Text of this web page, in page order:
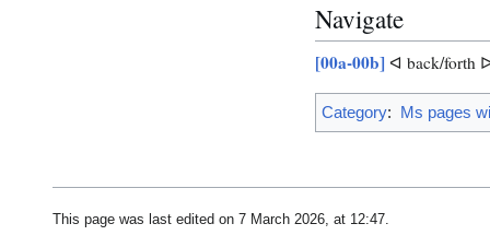
Navigate
[00a-00b] ᐊ back/forth
Category: Ms pages
This page was last edited on 7 March 2026, at 12:47.